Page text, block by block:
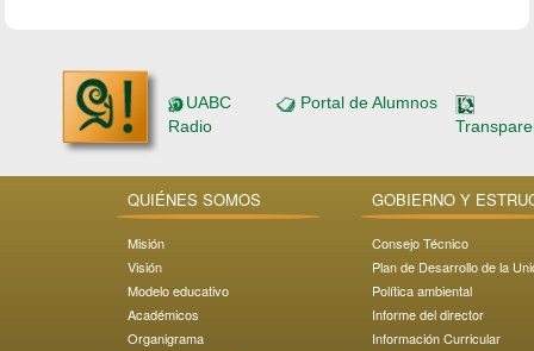
UABC
Radio
Portal de Alumnos
QUIÉNES SOMOS
Misión
Visión
Modelo educativo
Académicos
Organigrama
GOBIERNO Y
Consejo Técnico
Plan de Desarrollo de la
Política ambiental
Informe del director
Información Curricular